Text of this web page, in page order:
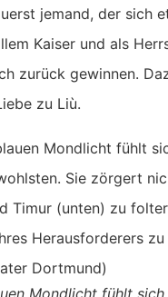
jemand, der sich
Kaiser und als
zurück gewinnen.
zu Liù.